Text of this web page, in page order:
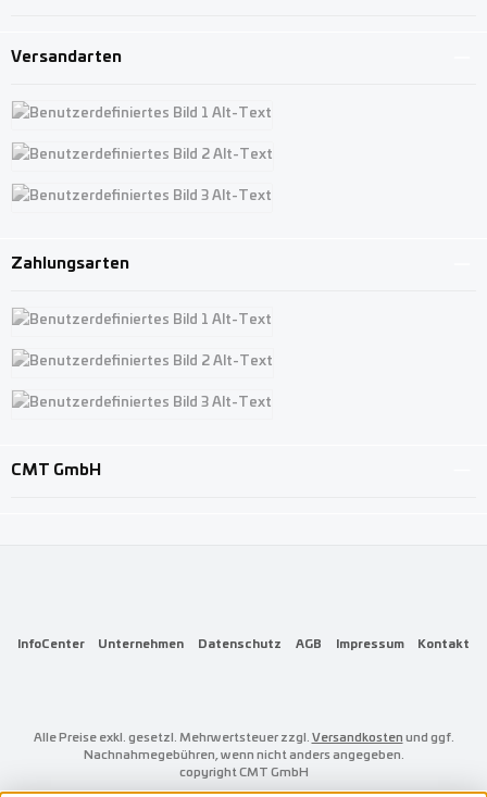
Versandarten
Benutzerdefiniertes Bild 1
Benutzerdefiniertes Bild 2
Zahlungsarten
Benutzerdefiniertes Bild 1
Benutzerdefiniertes Bild 2
CMT GmbH
InfoCenter Unternehmen Datenschutz AGB Impressum Kontakt
Alle Preise exkl. gesetzl. Mehrwertsteuer zzgl. Versandkostenund ggf.
Nachnahmegebühren, wenn nicht anders angegeben.
copyright CMT GmbH